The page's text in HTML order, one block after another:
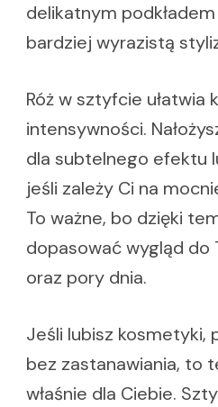
delikatnym
bardziej wyrazistą
Róż w sztyfcie ułatwia
intensywności.
dla subtelnego efektu
jeśli zależy Ci na
To ważne, bo dzięki
dopasować wygląd do
oraz pory dnia.
Jeśli lubisz kosmetyki,
bez zastanawiania, to
właśnie dla Ciebie.